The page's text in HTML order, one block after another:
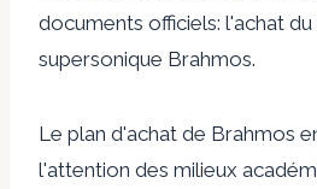
documents officiels: l'achat
supersonique Brahmos.
Le plan d'achat de Brahmos
l'attention des milieux